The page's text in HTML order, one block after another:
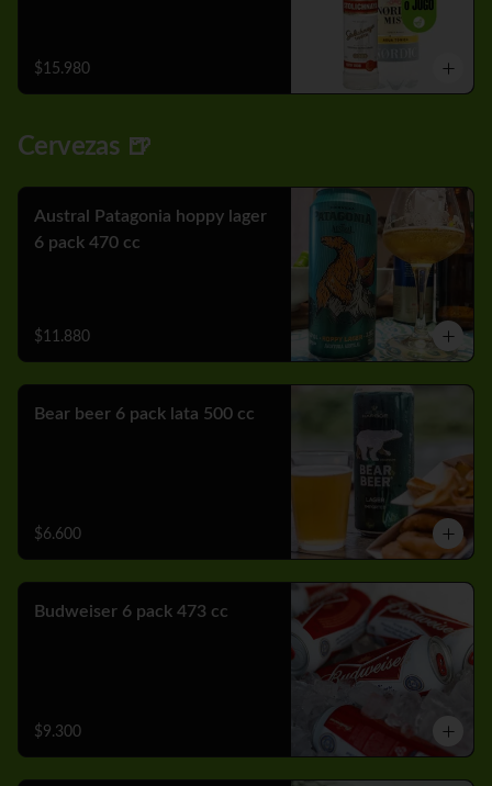
$15.980
Cervezas 🍺
Austral Patagonia hoppy lager
6 pack 470 cc
$11.880
Bear beer 6 pack lata 500 cc
$6.600
Budweiser 6 pack 473 cc
$9.300